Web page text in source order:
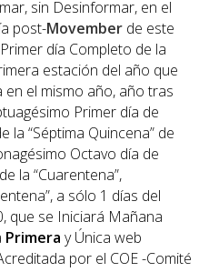
sin Desinformar, en el
post-Movember de este
día Completo de la
estación del año que
en el mismo año, año tras
Primer día de
la “Séptima Quincena” de
Octavo día de
la “Cuarentena”,
a sólo 1 días del
que se Iniciará Mañana
Primera y Única web
por el COE -Comité